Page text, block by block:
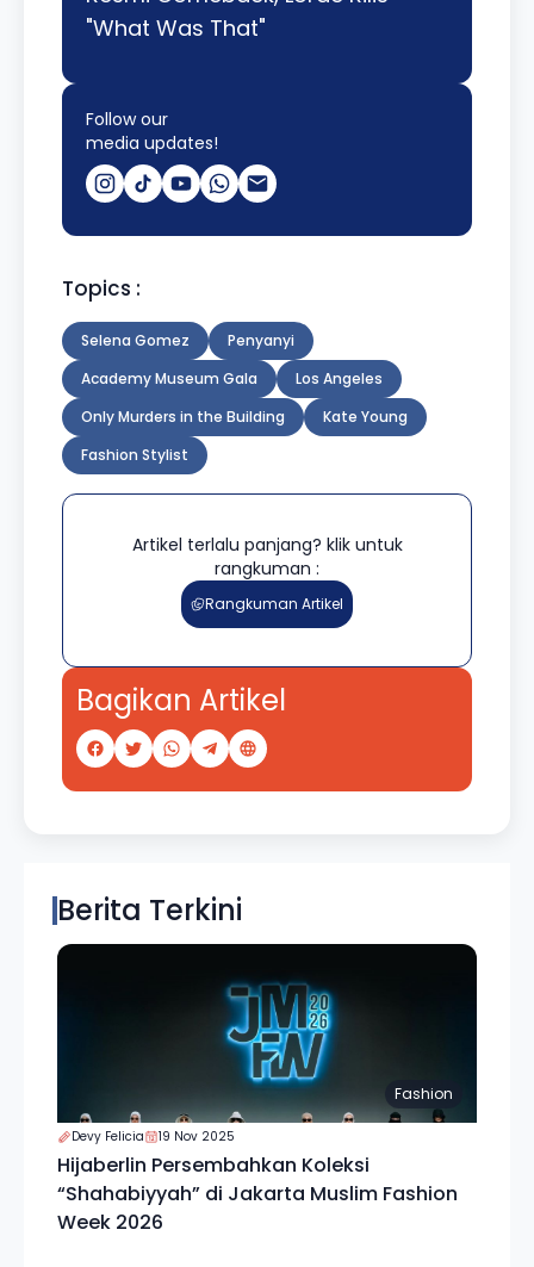
"What Was That"
Follow our
media updates!
Topics :
Selena Gomez
Penyanyi
Academy Museum Gala
Los Angeles
Only Murders in the Building
Kate Young
Fashion Stylist
Artikel terlalu panjang? klik untuk
rangkuman :
Rangkuman Artikel
Bagikan Artikel
Berita Terkini
Fashion
Devy Felicia 19 Nov 2025
Hijaberlin Persembahkan Koleksi
“Shahabiyyah” di Jakarta Muslim Fashion
Week 2026